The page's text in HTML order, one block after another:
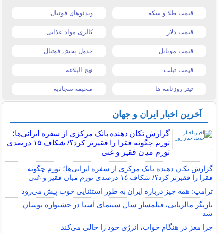
قیمت طلا و سکه ویدئوهای فوتبال
قیمت دلار کالری مواد غذایی
قیمت موبایل جدول پخش فوتبال
قیمت تبلت نهج البلاغه
تیتر روزنامه ها صحیفه سجادیه
آخرین اخبار ایران و جهان
گزارش تکان‌ دهنده بانک مرکزی از سفره ایرانی‌ها؛
تورم چگونه فقرا را فقیرتر کرد؟/ شکاف ۱۵ درصدی
تورم میان فقیر و غنی
گزارش تکان‌ دهنده بانک مرکزی از سفره ایرانی‌ها؛ تورم چگونه
فقرا را فقیرتر کرد؟/ شکاف ۱۵ درصدی تورم میان فقیر و غنی
ترامپ: همه چیز درباره ایران به طور استثنایی خوب پیش می‌رود
بازیگر مالزیایی، فیلمساز سال سینمای آسیا در جشنواره بوسان
شد
چرا مغز در هنگام خواب، انرژی خود را خالی می‌کند